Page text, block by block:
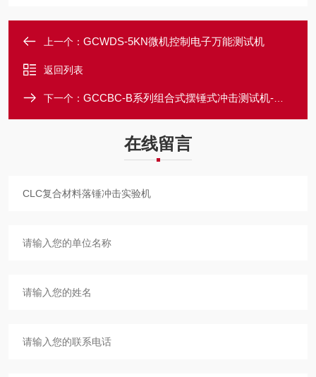
上一个： GCWDS-5KN微机控制电子万能测试机
返回列表
下一个： GCCBC-B系列组合式摆锤式冲击测试机-微机控制
在线留言